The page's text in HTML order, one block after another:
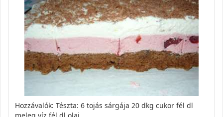
Hozzávalók: Tészta: 6 tojás sárgája 20 dkg cukor fél dl
meleg víz fél dl olaj…